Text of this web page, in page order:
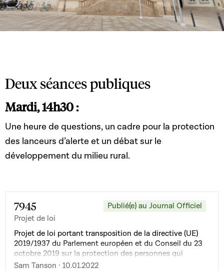
Deux séances publiques
Mardi, 14h30 :
Une heure de questions, un cadre pour la protection
des lanceurs d’alerte et un débat sur le
développement du milieu rural.
7945
Projet de loi
Publié(e) au Journal Officiel
Projet de loi portant transposition de la directive (UE)
2019/1937 du Parlement européen et du Conseil du 23
octobre 2019 sur la protection des personnes qui
signalent des violations du droit de l'Union
Sam Tanson · 10.01.2022